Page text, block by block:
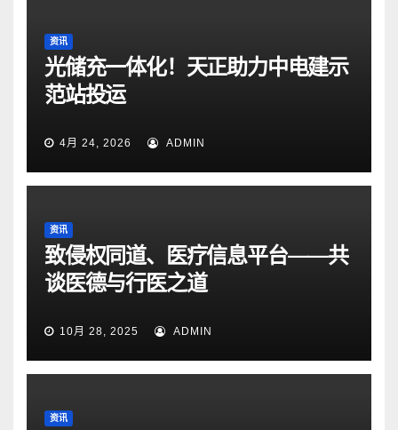
资讯
光储充一体化！天正助力中电建示
范站投运
4月 24, 2026 ADMIN
资讯
致侵权同道、医疗信息平台——共
谈医德与行医之道
10月 28, 2025 ADMIN
资讯